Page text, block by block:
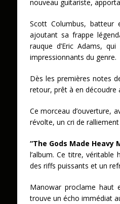
nouveau guitariste,
Scott Columbus, batteur
ajoutant sa frappe
rauque d’Eric Adams,
impressionnants du genre.
Dès les premières notes
retour, prêt à en découdre
Ce morceau d’ouverture,
révolte, un cri de
“The Gods Made Heavy
l’album. Ce titre, véritable
des riffs puissants et un
Manowar proclame
trouve un écho immédiat